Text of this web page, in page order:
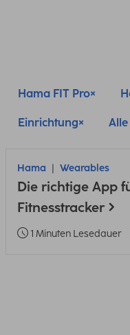
Hama FIT Pro
Einrichtung
Hama Wearables
Die richtige App
Fitnesstracker
1 Minuten Lesedauer